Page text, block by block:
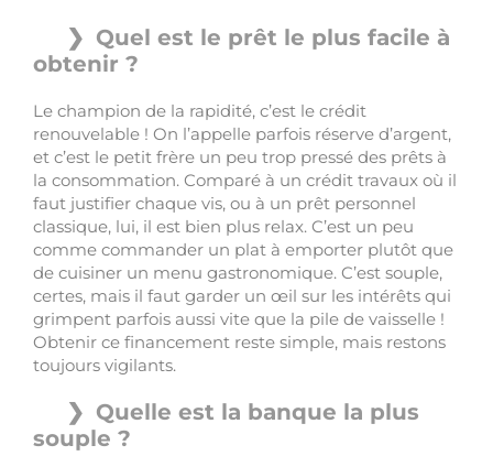
Quel est le prêt le plus facile à
obtenir ?
Le champion de la rapidité, c’est le crédit
renouvelable ! On l’appelle parfois réserve d’argent,
et c’est le petit frère un peu trop pressé des prêts à
la consommation. Comparé à un crédit travaux où il
faut justifier chaque vis, ou à un prêt personnel
classique, lui, il est bien plus relax. C’est un peu
comme commander un plat à emporter plutôt que
de cuisiner un menu gastronomique. C’est souple,
certes, mais il faut garder un œil sur les intérêts qui
grimpent parfois aussi vite que la pile de vaisselle !
Obtenir ce financement reste simple, mais restons
toujours vigilants.
Quelle est la banque la plus
souple ?